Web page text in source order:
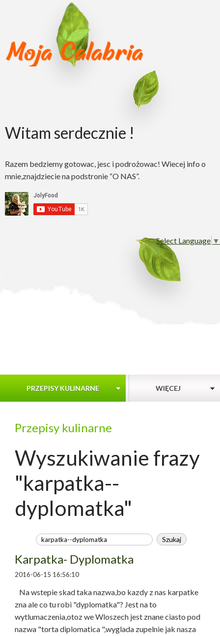
Witam serdecznie !
Razem bedziemy gotowac, jesc i podrożowac! Wiecej info o
mnie,znajdziecie na podstronie “O NAS”.
Select Language ▼
PRZEPISY KULINARNE WIĘCEJ
Przepisy kulinarne
Wyszukiwanie frazy
"karpatka--
dyplomatka"
Karpatka- Dyplomatka
2016-06-15 16:56:10
Na wstepie skad taka nazwa,bo kazdy z nas karpatke
zna ale co tu robi "dyplomatka"? Jest na to
wytlumaczenia,otoz we Wloszech jest znane ciasto pod
nazwa "torta diplomatica ",wyglada zupelnie jak nasza